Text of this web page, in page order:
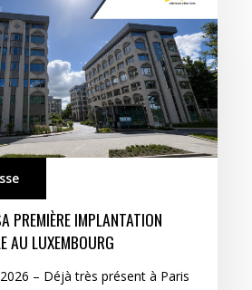
PREMIÈRE IMPLANTATION
AU LUXEMBOURG
– Déjà très présent à Paris